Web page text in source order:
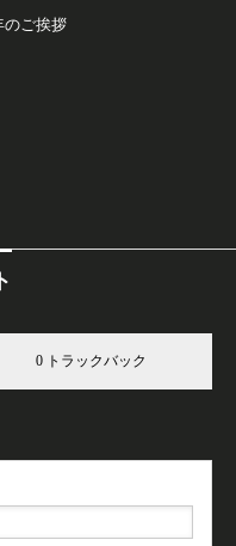
のご挨拶
0 トラックバック